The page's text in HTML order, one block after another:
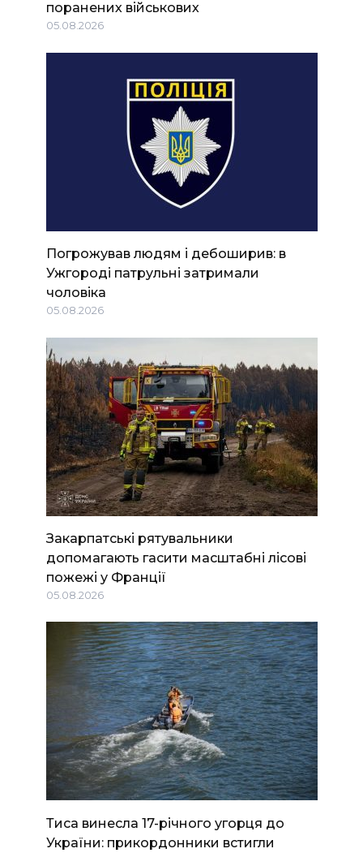
поранених військових
05.08.2026
Погрожував людям і дебоширив: в
Ужгороді патрульні затримали
чоловіка
05.08.2026
Закарпатські рятувальники
допомагають гасити масштабні лісові
пожежі у Франції
05.08.2026
Тиса винесла 17-річного угорця до
України: прикордонники встигли